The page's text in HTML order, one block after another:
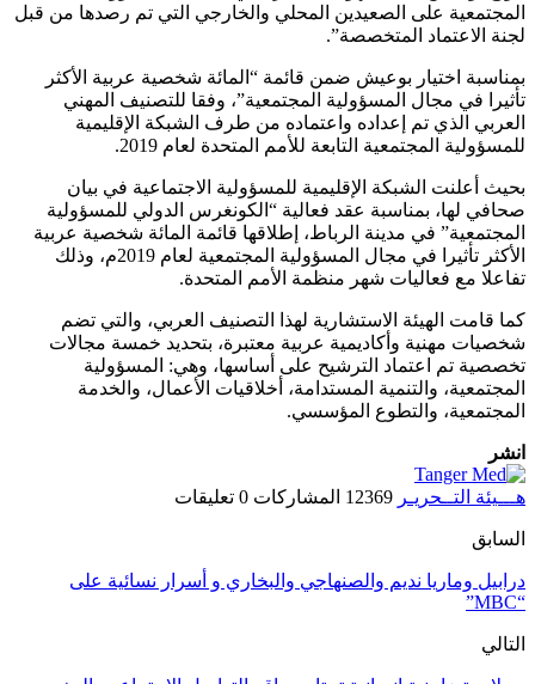
المجتمعية على الصعيدين المحلي والخارجي التي تم رصدها من قبل
لجنة الاعتماد المتخصصة”.
بمناسبة اختيار بوعيش ضمن قائمة “المائة شخصية عربية الأكثر
تأثيرا في مجال المسؤولية المجتمعية”، وفقا للتصنيف المهني
العربي الذي تم إعداده واعتماده من طرف الشبكة الإقليمية
للمسؤولية المجتمعية التابعة للأمم المتحدة لعام 2019.
بحيث أعلنت الشبكة الإقليمية للمسؤولية الاجتماعية في بيان
صحافي لها، بمناسبة عقد فعالية “الكونغرس الدولي للمسؤولية
المجتمعية” في مدينة الرباط، إطلاقها قائمة المائة شخصية عربية
الأكثر تأثيرا في مجال المسؤولية المجتمعية لعام 2019م، وذلك
تفاعلا مع فعاليات شهر منظمة الأمم المتحدة.
كما قامت الهيئة الاستشارية لهذا التصنيف العربي، والتي تضم
شخصيات مهنية وأكاديمية عربية معتبرة، بتحديد خمسة مجالات
تخصصية تم اعتماد الترشيح على أساسها، وهي: المسؤولية
المجتمعية، والتنمية المستدامة، أخلاقيات الأعمال، والخدمة
المجتمعية، والتطوع المؤسسي.
انشر
هـــيئة التــحريـر 12369 المشاركات 0 تعليقات
السابق
درابيل وماريا نديم والصنهاجي والبخاري و أسرار نسائية على
“MBC”
التالي